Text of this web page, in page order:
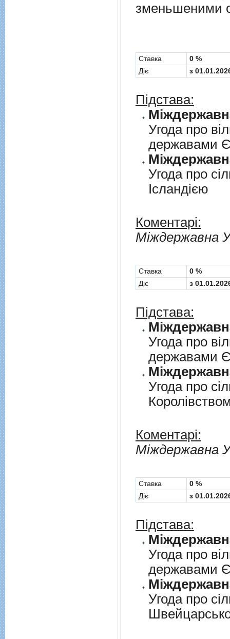
зменьшеними
Cтавка
0 %
Діє
з
Підстава:
Угода про
державами
Угода про
Iсландiєю
Коментарі:
Мiждержавна
Cтавка
0 %
Діє
з
Підстава:
Угода про
державами
Угода про
Коментарі:
Мiждержавна
Cтавка
0 %
Діє
з
Підстава:
Угода про
державами
Угода про